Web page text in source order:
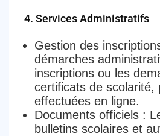
4. Services Administratifs
Gestion des
démarches
inscriptions ou les
certificats de scolarité,
effectuées en ligne.
Documents officiels:
bulletins scolaires et